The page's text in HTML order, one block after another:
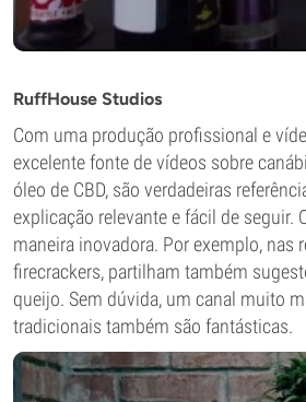
RuffHouse Studios
Com uma produção profissional e
excelente fonte de vídeos sobre
óleo de CBD, são verdadeiras
explicação relevante e fácil de
maneira inovadora. Por exemplo,
firecrackers, partilham também
queijo. Sem dúvida, um canal muito
tradicionais também são fantásticas.